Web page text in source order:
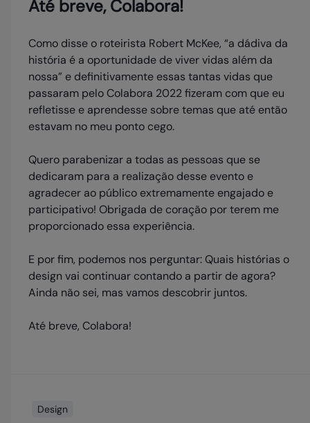
Até breve, Colabora!
Como disse o roteirista Robert McKee, “a dádiva da
história é a oportunidade de viver vidas além da
nossa” e definitivamente essas tantas vidas que
passaram pelo Colabora 2022 fizeram com que eu
refletisse e aprendesse sobre temas que até então
estavam no meu ponto cego.
Quero parabenizar a todas as pessoas que se
dedicaram para a realização desse evento e
agradecer ao público extremamente engajado e
participativo! Obrigada de coração por terem me
proporcionado essa experiência.
E por fim, podemos nos perguntar: Quais histórias o
design vai continuar contando a partir de agora?
Ainda não sei, mas vamos descobrir juntos.
Até breve, Colabora!
Design